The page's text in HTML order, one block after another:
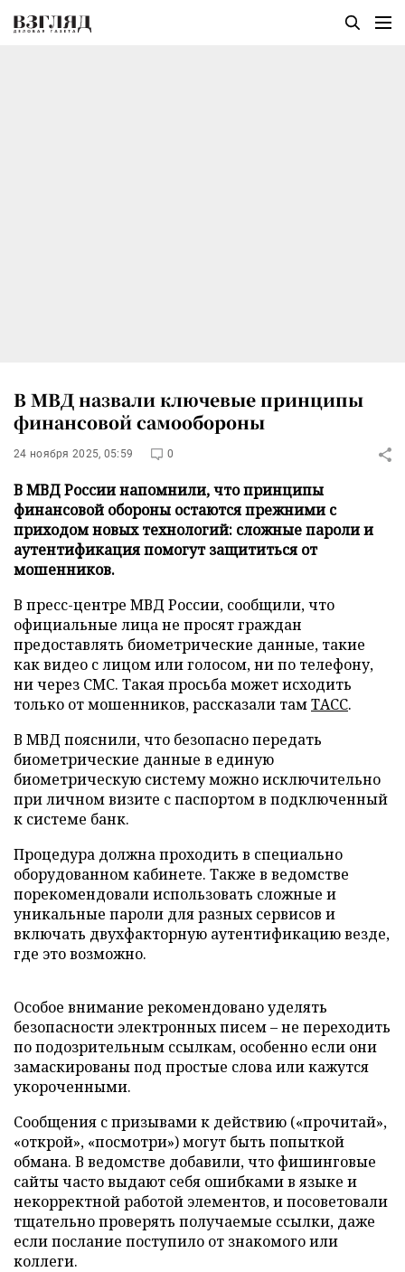
В МВД назвали ключевые принципы
финансовой самообороны
24 ноября 2025, 05:59 0
В МВД России напомнили, что принципы
финансовой обороны остаются прежними с
приходом новых технологий: сложные пароли и
аутентификация помогут защититься от
мошенников.
В пресс-центре МВД России, сообщили, что
официальные лица не просят граждан
предоставлять биометрические данные, такие
как видео с лицом или голосом, ни по телефону,
ни через СМС. Такая просьба может исходить
только от мошенников, рассказали тамТАСС.
В МВД пояснили, что безопасно передать
биометрические данные в единую
биометрическую систему можно исключительно
при личном визите с паспортом в подключенный
к системе банк.
Процедура должна проходить в специально
оборудованном кабинете. Также в ведомстве
порекомендовали использовать сложные и
уникальные пароли для разных сервисов и
включать двухфакторную аутентификацию везде,
где это возможно.
Особое внимание рекомендовано уделять
безопасности электронных писем – не переходить
по подозрительным ссылкам, особенно если они
замаскированы под простые слова или кажутся
укороченными.
Сообщения с призывами к действию («прочитай»,
«открой», «посмотри») могут быть попыткой
обмана. В ведомстве добавили, что фишинговые
сайты часто выдают себя ошибками в языке и
некорректной работой элементов, и посоветовали
тщательно проверять получаемые ссылки, даже
если послание поступило от знакомого или
коллеги.